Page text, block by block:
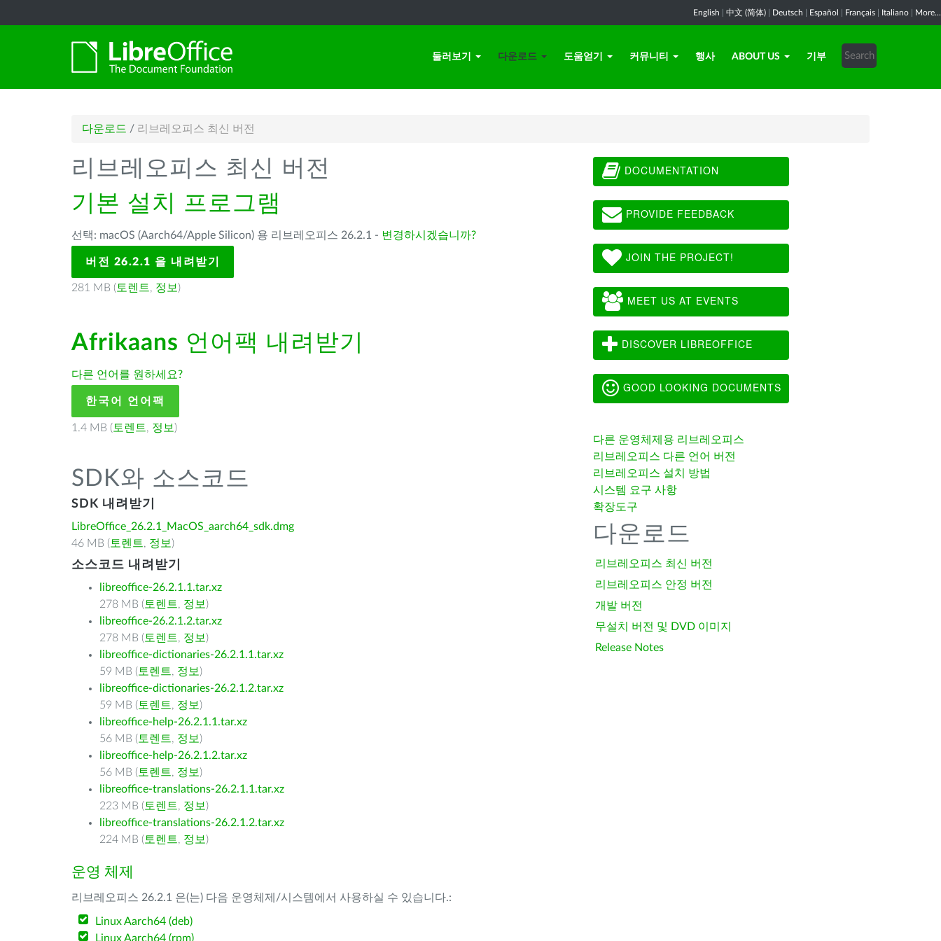
English 中文 (简体) Deutsch Español Français Italiano More...
둘러보기 다운로드 도움얻기 커뮤니티 행사 ABOUT US 기부
다운로드 / 리브레오피스 최신 버전
리브레오피스 최신 버전
기본 설치 프로그램
선택: macOS (Aarch64/Apple Silicon) 용 리브레오피스 26.2.1 - 변경하시겠습니까?
버전 26.2.1 을 내려받기
281 MB ( 토렌트, 정보 )
Afrikaans 언어팩 내려받기
다른 언어를 원하세요?
한국어 언어팩
1.4 MB ( 토렌트, 정보 )
SDK와 소스코드
SDK 내려받기
LibreOffice_26.2.1_MacOS_aarch64_sdk.dmg
46 MB ( 토렌트, 정보 )
소스코드 내려받기
libreoffice-26.2.1.1.tar.xz
278 MB ( 토렌트, 정보 )
libreoffice-26.2.1.2.tar.xz
278 MB ( 토렌트, 정보 )
libreoffice-dictionaries-26.2.1.1.tar.xz
59 MB ( 토렌트, 정보 )
libreoffice-dictionaries-26.2.1.2.tar.xz
59 MB ( 토렌트, 정보 )
libreoffice-help-26.2.1.1.tar.xz
56 MB ( 토렌트, 정보 )
libreoffice-help-26.2.1.2.tar.xz
56 MB ( 토렌트, 정보 )
libreoffice-translations-26.2.1.1.tar.xz
223 MB ( 토렌트, 정보 )
libreoffice-translations-26.2.1.2.tar.xz
224 MB ( 토렌트, 정보 )
운영 체제
리브레오피스 26.2.1 은(는) 다음 운영체제/시스템에서 사용하실 수 있습니다.:
Linux Aarch64 (deb)
Linux Aarch64 (rpm)
DOCUMENTATION
PROVIDE FEEDBACK
JOIN THE PROJECT!
MEET US AT EVENTS
DISCOVER LIBREOFFICE
GOOD LOOKING DOCUMENTS
다른 운영체제용 리브레오피스
리브레오피스 다른 언어 버전
리브레오피스 설치 방법
시스템 요구 사항
확장도구
다운로드
리브레오피스 최신 버전
리브레오피스 안정 버전
개발 버전
무설치 버전 및 DVD 이미지
Release Notes